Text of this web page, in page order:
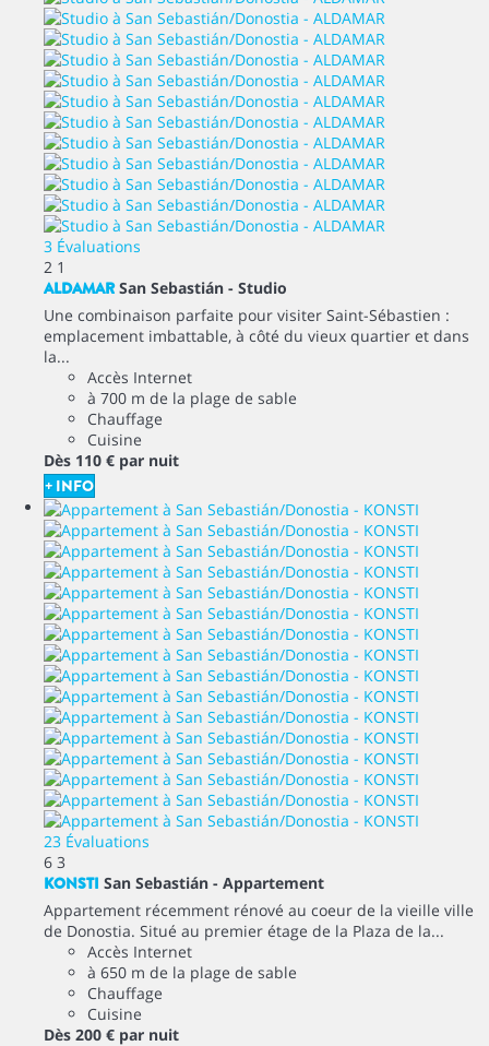
3 Évaluations
2 1
ALDAMAR San Sebastián - Studio
Une combinaison parfaite pour visiter Saint-Sébastien :
emplacement imbattable, à côté du vieux quartier et dans
la...
Accès Internet
à 700 m de la plage de sable
Chauffage
Cuisine
Dès 110 € par nuit
+ INFO
23 Évaluations
6 3
KONSTI San Sebastián - Appartement
Appartement récemment rénové au coeur de la vieille ville
de Donostia. Situé au premier étage de la Plaza de la...
Accès Internet
à 650 m de la plage de sable
Chauffage
Cuisine
Dès 200 € par nuit